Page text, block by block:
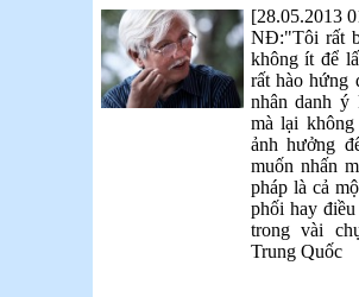
[28.05.2013
NĐ:"Tôi rất
không ít để
rất hào hứng
nhân danh ý
mà lại
ảnh hưởng
muốn nhấn
pháp là cả
phối hay
trong vài
Trung Quốc